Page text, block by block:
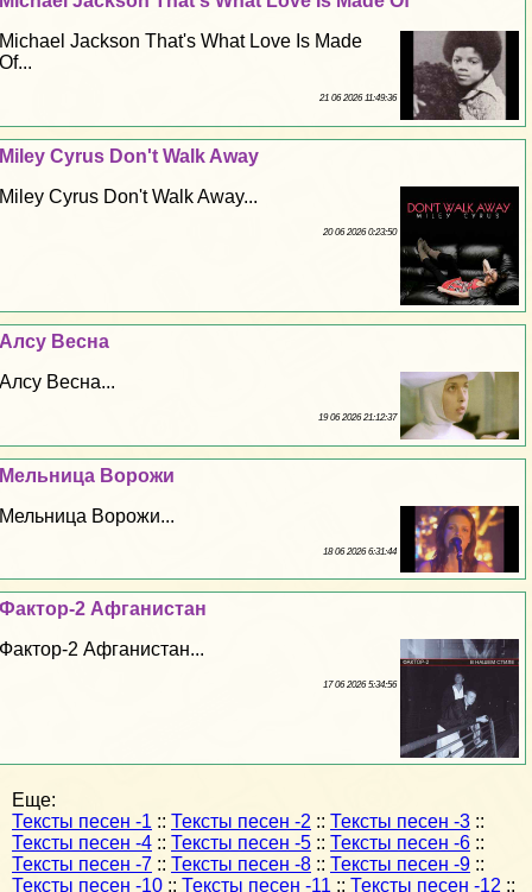
Michael Jackson That's What Love Is Made
Of...
21 06 2026 11:49:36
Miley Cyrus Don't Walk Away
Miley Cyrus Don't Walk Away...
20 06 2026 0:23:50
Алсу Весна
Алсу Весна...
19 06 2026 21:12:37
Мельница Ворожи
Мельница Ворожи...
18 06 2026 6:31:44
Фактор-2 Афганистан
Фактор-2 Афганистан...
17 06 2026 5:34:56
Еще:
Тексты песен -1 :: Тексты песен -2 :: Тексты песен -3 ::
Тексты песен -4 :: Тексты песен -5 :: Тексты песен -6 ::
Тексты песен -7 :: Тексты песен -8 :: Тексты песен -9 ::
Тексты песен -10 :: Тексты песен -11 :: Тексты песен -12 ::